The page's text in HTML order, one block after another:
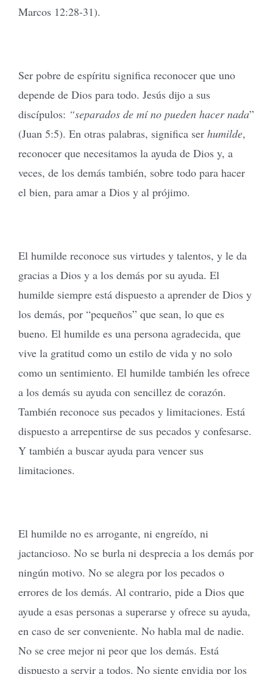
Marcos 12:28-31).
Ser pobre de espíritu significa reconocer que uno
depende de Dios para todo. Jesús dijo a sus
discípulos: “separados de mí no pueden hacer nada”
(Juan 5:5). En otras palabras, significa ser humilde,
reconocer que necesitamos la ayuda de Dios y, a
veces, de los demás también, sobre todo para hacer
el bien, para amar a Dios y al prójimo.
El humilde reconoce sus virtudes y talentos, y le da
gracias a Dios y a los demás por su ayuda. El
humilde siempre está dispuesto a aprender de Dios y
los demás, por “pequeños” que sean, lo que es
bueno. El humilde es una persona agradecida, que
vive la gratitud como un estilo de vida y no solo
como un sentimiento. El humilde también les ofrece
a los demás su ayuda con sencillez de corazón.
También reconoce sus pecados y limitaciones. Está
dispuesto a arrepentirse de sus pecados y confesarse.
Y también a buscar ayuda para vencer sus
limitaciones.
El humilde no es arrogante, ni engreído, ni
jactancioso. No se burla ni desprecia a los demás por
ningún motivo. No se alegra por los pecados o
errores de los demás. Al contrario, pide a Dios que
ayude a esas personas a superarse y ofrece su ayuda,
en caso de ser conveniente. No habla mal de nadie.
No se cree mejor ni peor que los demás. Está
dispuesto a servir a todos. No siente envidia por los